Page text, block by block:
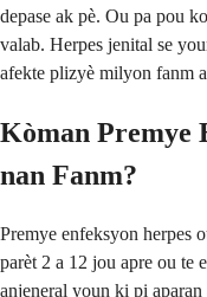
depase ak pè. Ou pa pou
valab. Herpes jenital se
afekte plizyè milyon fanm
Kòman Premye
nan Fanm?
Premye enfeksyon herpes
parèt 2 a 12 jou apre ou te
anjeneral youn ki pi